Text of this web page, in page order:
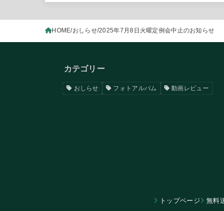
HOME おしらせ 2025年7月8日火曜定例会中止のお知らせ
カテゴリー
おしらせ フォトアルバム 動画レビュー
トップページ 無料